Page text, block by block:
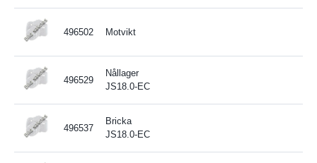
496502 Motvikt
496529
Nållager
JS18.0-EC
496537
Bricka
JS18.0-EC